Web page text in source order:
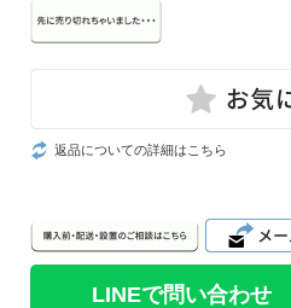
返品についての詳細はこちら
LINEで問い合わせ